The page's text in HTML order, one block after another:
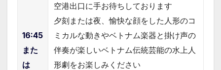
16:45
また
は
空港出口に手お待ちしております
夕刻または夜、愉快な顔をした人形のコ
ミカルな動きやベトナム楽器と掛け声の
伴奏が楽しいベトナム伝統芸能の水上人
形劇をお楽しみください